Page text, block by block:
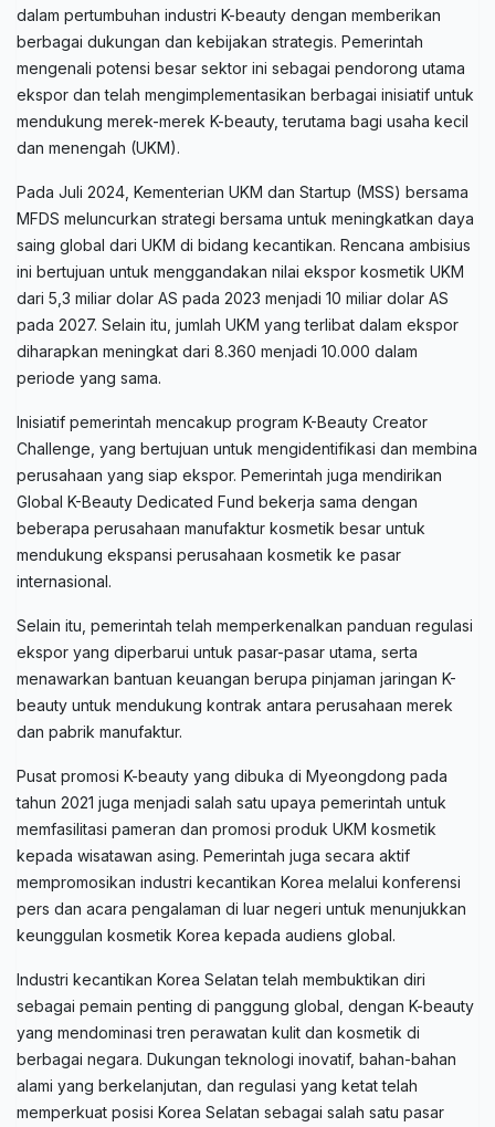
dalam pertumbuhan industri K-beauty dengan memberikan
berbagai dukungan dan kebijakan strategis. Pemerintah
mengenali potensi besar sektor ini sebagai pendorong utama
ekspor dan telah mengimplementasikan berbagai inisiatif untuk
mendukung merek-merek K-beauty, terutama bagi usaha kecil
dan menengah (UKM).
Pada Juli 2024, Kementerian UKM dan Startup (MSS) bersama
MFDS meluncurkan strategi bersama untuk meningkatkan daya
saing global dari UKM di bidang kecantikan. Rencana ambisius
ini bertujuan untuk menggandakan nilai ekspor kosmetik UKM
dari 5,3 miliar dolar AS pada 2023 menjadi 10 miliar dolar AS
pada 2027. Selain itu, jumlah UKM yang terlibat dalam ekspor
diharapkan meningkat dari 8.360 menjadi 10.000 dalam
periode yang sama.
Inisiatif pemerintah mencakup program K-Beauty Creator
Challenge, yang bertujuan untuk mengidentifikasi dan membina
perusahaan yang siap ekspor. Pemerintah juga mendirikan
Global K-Beauty Dedicated Fund bekerja sama dengan
beberapa perusahaan manufaktur kosmetik besar untuk
mendukung ekspansi perusahaan kosmetik ke pasar
internasional.
Selain itu, pemerintah telah memperkenalkan panduan regulasi
ekspor yang diperbarui untuk pasar-pasar utama, serta
menawarkan bantuan keuangan berupa pinjaman jaringan K-
beauty untuk mendukung kontrak antara perusahaan merek
dan pabrik manufaktur.
Pusat promosi K-beauty yang dibuka di Myeongdong pada
tahun 2021 juga menjadi salah satu upaya pemerintah untuk
memfasilitasi pameran dan promosi produk UKM kosmetik
kepada wisatawan asing. Pemerintah juga secara aktif
mempromosikan industri kecantikan Korea melalui konferensi
pers dan acara pengalaman di luar negeri untuk menunjukkan
keunggulan kosmetik Korea kepada audiens global.
Industri kecantikan Korea Selatan telah membuktikan diri
sebagai pemain penting di panggung global, dengan K-beauty
yang mendominasi tren perawatan kulit dan kosmetik di
berbagai negara. Dukungan teknologi inovatif, bahan-bahan
alami yang berkelanjutan, dan regulasi yang ketat telah
memperkuat posisi Korea Selatan sebagai salah satu pasar